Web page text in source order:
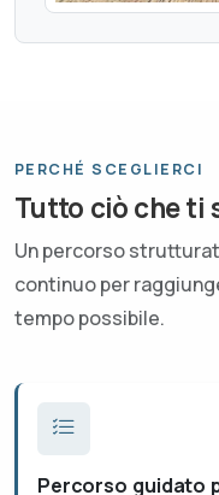
PERCHÉ SCEGLIERCI
Tutto ciò che ti
Un percorso
continuo per
tempo possibile.
Percorso guidato